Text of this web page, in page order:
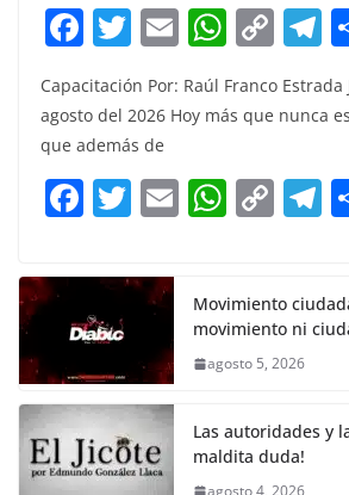
F
a
c
e
b
o
k
T
itt
er
E
m
ai
W
at
A
p
C
p
Li
n
T
el
e
a
Capacitación Por: Raúl Franco Estrada
agosto del 2026 Hoy más que nunca
que además de
F
c
e
b
o
o
k
T
itt
er
E W
s
A
p
C
y
Li
k
T
a
Movimiento
movimiento ni
agosto 5, 2026
Las autoridades y
maldita duda!